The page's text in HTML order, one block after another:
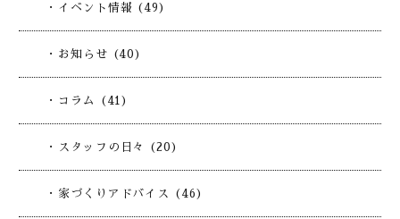
・イベント情報 (49)
・お知らせ (40)
・コラム (41)
・スタッフの日々 (20)
・家づくりアドバイス (46)